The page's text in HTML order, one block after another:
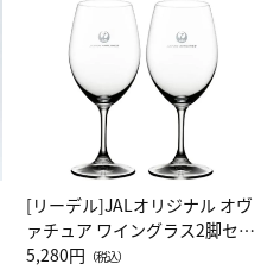
[リーデル]JALオリジナル オヴ
ァチュア ワイングラス2脚セッ
ト（レッドワイン）
5,280円 （税込）